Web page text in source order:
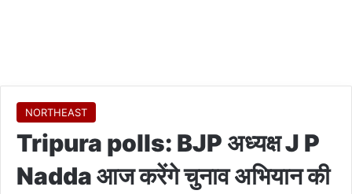
NORTHEAST
Tripura polls: BJP अध्यक्ष J P
Nadda आज करेंगे चुनाव अभियान की